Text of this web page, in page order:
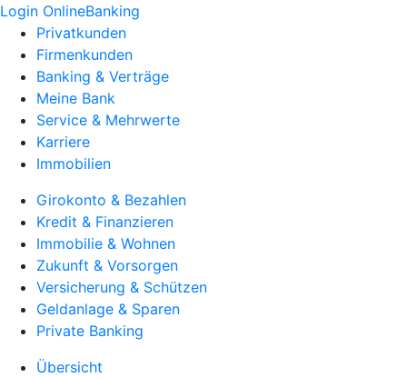
Login OnlineBanking
Privatkunden
Firmenkunden
Banking & Verträge
Meine Bank
Service & Mehrwerte
Karriere
Immobilien
Girokonto & Bezahlen
Kredit & Finanzieren
Immobilie & Wohnen
Zukunft & Vorsorgen
Versicherung & Schützen
Geldanlage & Sparen
Private Banking
Übersicht